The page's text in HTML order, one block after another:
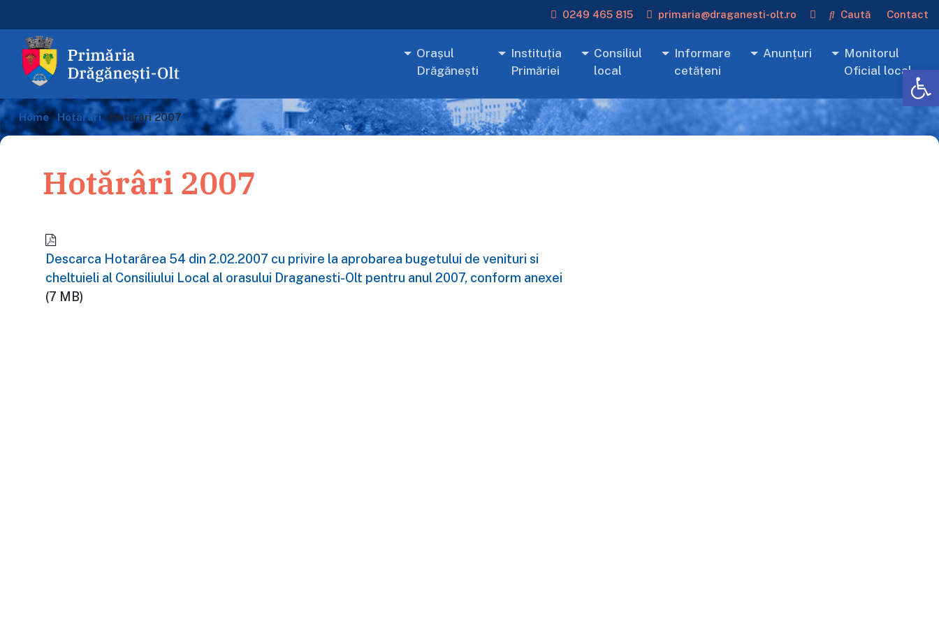
Orașul
Drăgănești
Instituția
Primăriei
Consiliul
local
Informare
cetățeni
Anunțuri
Monitorul
Oficial local
Home›Hotărâri›Hotărâri 2007
0249 465 815 primaria@draganesti-olt.ro Caută Contact
Hotărâri 2007
Descarca Hotarârea 54 din 2.02.2007 cu privire la aprobarea bugetului de venituri si
cheltuieli al Consiliului Local al orasului Draganesti-Olt pentru anul 2007, conform anexei
(7 MB)